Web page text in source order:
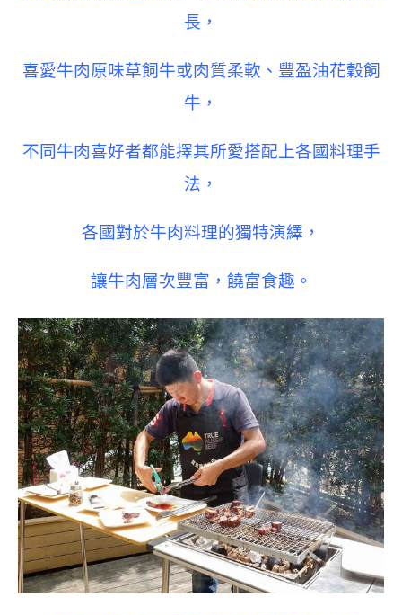
長，
喜愛牛肉原味草飼牛或肉質柔軟、豐盈油花穀飼
牛，
不同牛肉喜好者都能擇其所愛搭配上各國料理手
法，
各國對於牛肉料理的獨特演繹，
讓牛肉層次豐富，饒富食趣。